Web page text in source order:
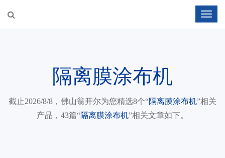
隔离膜涂布机
截止2026/8/8，佛山翁开尔为您精选8个“隔离膜涂布机”相关
产品，43篇“隔离膜涂布机”相关文章如下。